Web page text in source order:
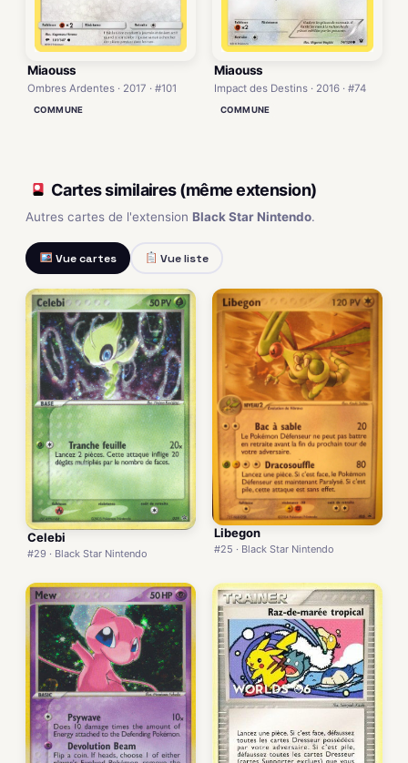
Miaouss
Ombres Ardentes · 2017 · #101
COMMUNE
Miaouss
Impact des Destins · 2016 · #74
COMMUNE
Cartes similaires (même extension)
Autres cartes de l'extension Black Star Nintendo.
Vue cartes Vue liste
Celebi
#29 · Black Star Nintendo
Libegon
#25 · Black Star Nintendo